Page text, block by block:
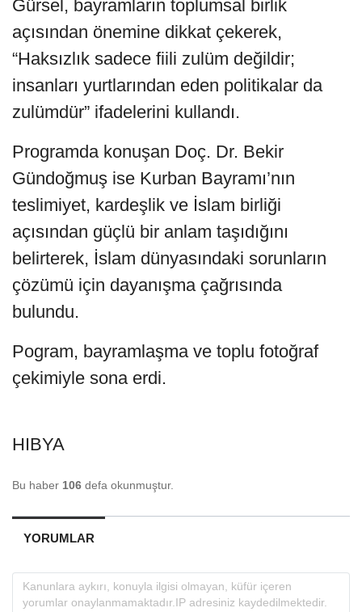
Gürsel, bayramların toplumsal birlik
açısından önemine dikkat çekerek,
“Haksızlık sadece fiili zulüm değildir;
insanları yurtlarından eden politikalar da
zulümdür” ifadelerini kullandı.
Programda konuşan Doç. Dr. Bekir
Gündoğmuş ise Kurban Bayramı’nın
teslimiyet, kardeşlik ve İslam birliği
açısından güçlü bir anlam taşıdığını
belirterek, İslam dünyasındaki sorunların
çözümü için dayanışma çağrısında
bulundu.
Pogram, bayramlaşma ve toplu fotoğraf
çekimiyle sona erdi.
HIBYA
Bu haber 106 defa okunmuştur.
YORUMLAR